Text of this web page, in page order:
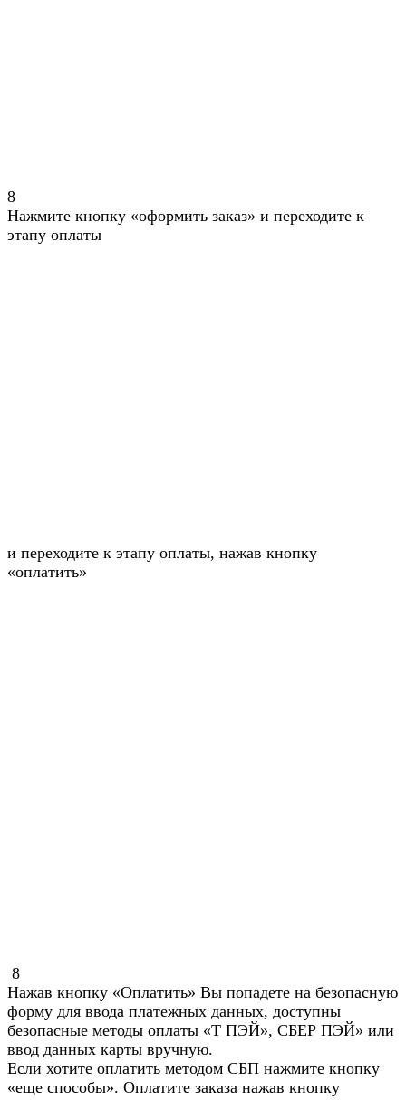
8
Нажмите кнопку «оформить заказ» и переходите к
этапу оплаты
и переходите к этапу оплаты, нажав кнопку
«оплатить»
8
Нажав кнопку «Оплатить» Вы попадете на безопасную
форму для ввода платежных данных, доступны
безопасные методы оплаты «Т ПЭЙ», СБЕР ПЭЙ» или
ввод данных карты вручную.
Если хотите оплатить методом СБП нажмите кнопку
«еще способы». Оплатите заказа нажав кнопку